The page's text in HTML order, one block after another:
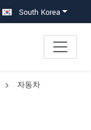
South Korea
자동차